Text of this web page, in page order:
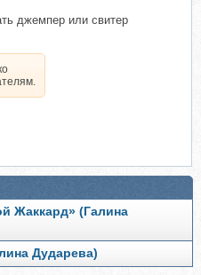
джемпер или свитер
Жаккард» (Галина
Дударева)